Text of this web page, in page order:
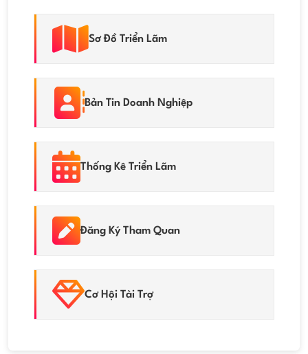
Sơ Đồ Triển Lãm
Bản Tin Doanh Nghiệp
Thống Kê Triển Lãm
Đăng Ký Tham Quan
Cơ Hội Tài Trợ